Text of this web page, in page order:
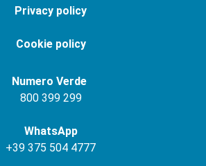
Privacy policy
Cookie policy
Numero Verde
800 399 299
WhatsApp
+39 375 504 4777